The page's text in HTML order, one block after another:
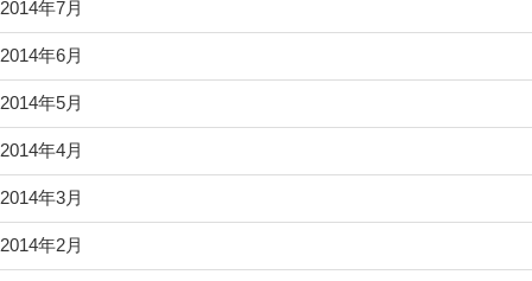
2014年7月
2014年6月
2014年5月
2014年4月
2014年3月
2014年2月